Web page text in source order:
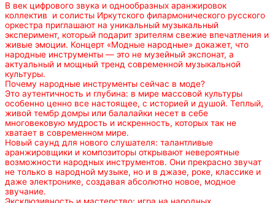
В век цифрового звука и однообразных аранжировок
коллектив и солисты Иркутского филармонического русского
оркестра приглашают на уникальный музыкальный
эксперимент, который подарит зрителям свежие впечатления и
живые эмоции. Концерт «Модные народные» докажет, что
народные инструменты — это не музейный экспонат, а
актуальный и мощный тренд современной музыкальной
культуры.
Почему народные инструменты сейчас в моде?
Это аутентичность и глубина: в мире массовой культуры
особенно ценно все настоящее, с историей и душой. Теплый,
живой тембр домры или балалайки несет в себе
многовековую мудрость и искренность, которых так не
хватает в современном мире.
Новый саунд для нового слушателя: талантливые
аранжировщики и композиторы открывают невероятные
возможности народных инструментов. Они прекрасно звучат
не только в народной музыке, но и в джазе, роке, классике и
даже электронике, создавая абсолютно новое, модное
звучание.